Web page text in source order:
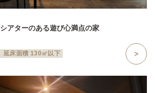
アターのある遊び心満点の家
延床面積 130㎡以下